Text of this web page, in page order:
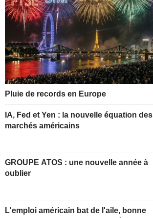
Pluie de records en Europe
IA, Fed et Yen : la nouvelle équation des
marchés américains
GROUPE ATOS : une nouvelle année à
oublier
L'emploi américain bat de l'aile, bonne